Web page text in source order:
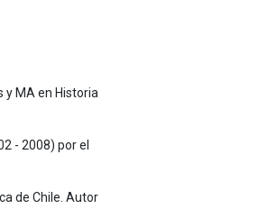
y MA en Historia
- 2008) por el
de Chile. Autor